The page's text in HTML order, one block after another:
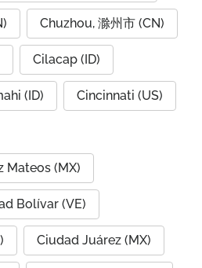
Chuzhou, 滁州市 (CN)
Cilacap (ID)
(ID) Cincinnati (US)
Mateos (MX)
Bolívar (VE)
Ciudad Juárez (MX)